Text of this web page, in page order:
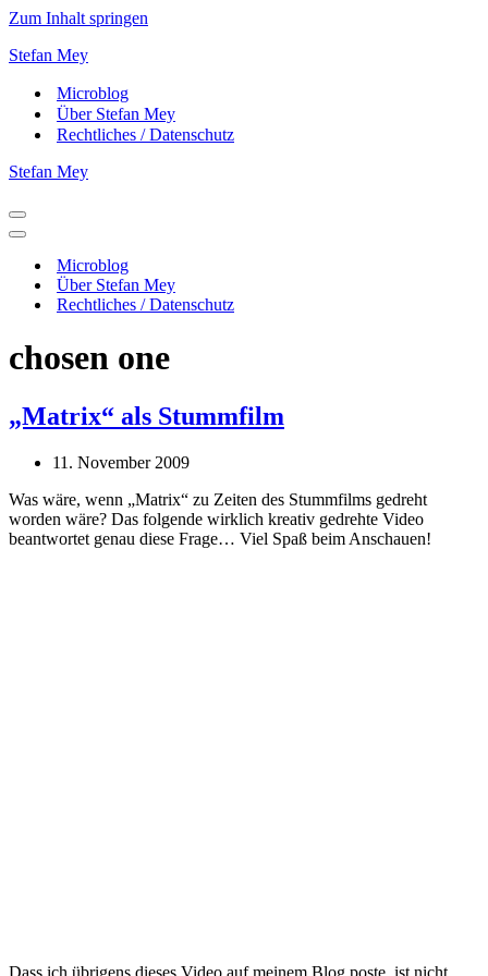
Zum Inhalt springen
Stefan Mey
Microblog
Über Stefan Mey
Rechtliches / Datenschutz
Stefan Mey
Navigationsmenü
Navigationsmenü
Microblog
Über Stefan Mey
Rechtliches / Datenschutz
chosen one
„Matrix“ als Stummfilm
11. November 2009
Was wäre, wenn „Matrix“ zu Zeiten des Stummfilms gedreht
worden wäre? Das folgende wirklich kreativ gedrehte Video
beantwortet genau diese Frage… Viel Spaß beim Anschauen!
Dass ich übrigens dieses Video auf meinem Blog poste, ist nicht